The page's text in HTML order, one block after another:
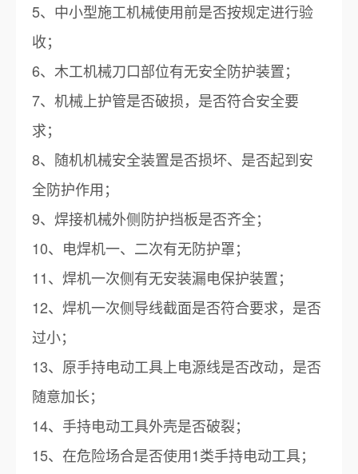
5、中小型施工机械使用前是否按规定进行验
收；
6、木工机械刀口部位有无安全防护装置；
7、机械上护管是否破损，是否符合安全要
求；
8、随机机械安全装置是否损坏、是否起到安
全防护作用；
9、焊接机械外侧防护挡板是否齐全；
10、电焊机一、二次有无防护罩；
11、焊机一次侧有无安装漏电保护装置；
12、焊机一次侧导线截面是否符合要求，是否
过小；
13、原手持电动工具上电源线是否改动，是否
随意加长；
14、手持电动工具外壳是否破裂；
15、在危险场合是否使用1类手持电动工具；